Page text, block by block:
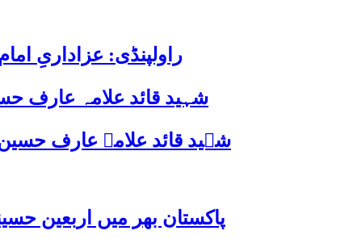
راولپنڈی: عزاداریِ
شہید قائد علامہ عارف
شہید قائد علامہ عارف حسین الحسینیؒ کی 38ویں برسی پر قائد ملت جعفریہ
پاکستان بھر میں اربعین حسینی 2026 عقیدت، اتحاد اور جوش و جذبے کے ساتھ منایا گیا، لاکھوں عزادار